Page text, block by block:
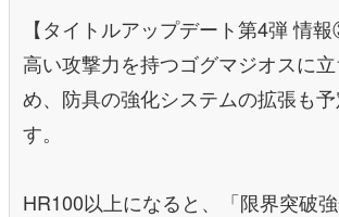
【タイトルアップデート第4弾 情報
高い攻撃力を持つゴグマジオスに
め、防具の強化システムの拡張も
す。
HR100以上になると、「限界突破